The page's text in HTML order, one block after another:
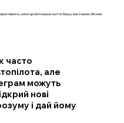
але й зробити ваше життя більш змістовним. Які нові
часто
але
можуть
нові
і дай йому